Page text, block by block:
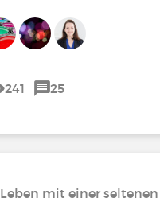
241 25
Leben mit einer